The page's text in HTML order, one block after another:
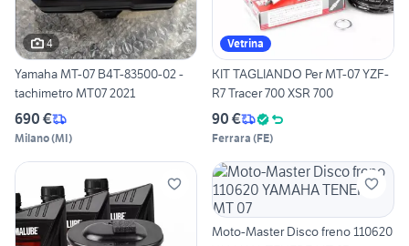
4
Yamaha MT-07 B4T-83500-02 -
tachimetro MT07 2021
690 €
Milano(MI)
Vetrina
KIT TAGLIANDO Per MT-07 YZF-
R7 Tracer 700 XSR 700
90 €
Ferrara (FE)
Moto-Master Disco freno 110620